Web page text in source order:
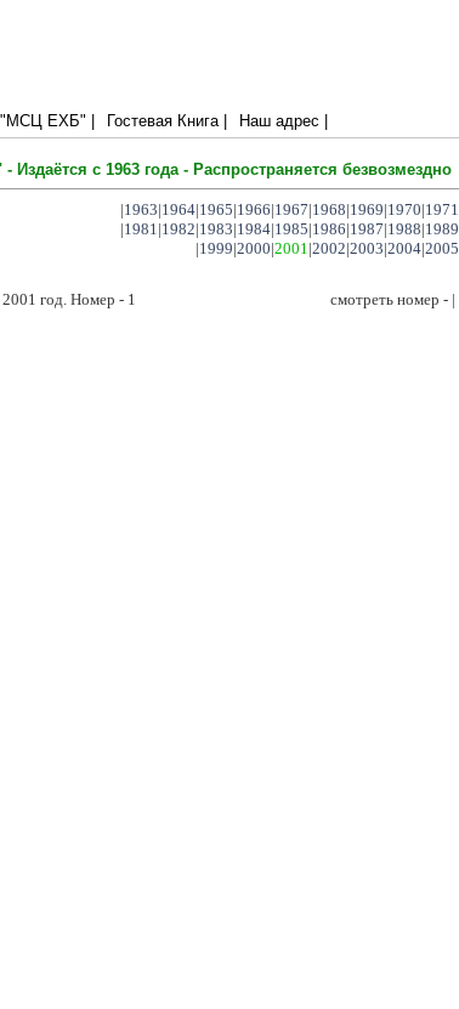
ЕХБ" | Гостевая Книга | Наш адрес |
с 1963 года - Распространяется безвозмездно
|1963|1964|1965|1966|1967|1968|1969|1970|1971
|1981|1982|1983|1984|1985|1986|1987|1988|1989
|1999|2000|2001|2002|2003|2004|2005
год. Номер - 1 смотреть номер - |